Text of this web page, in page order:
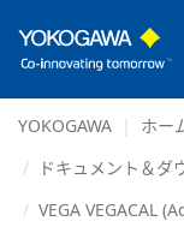
YOKOGAWA ホー
ドキュメント＆ダ
VEGA VEGACAL